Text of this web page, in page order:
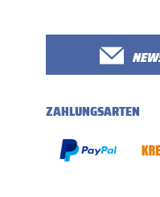
ZAHLUNGSARTEN